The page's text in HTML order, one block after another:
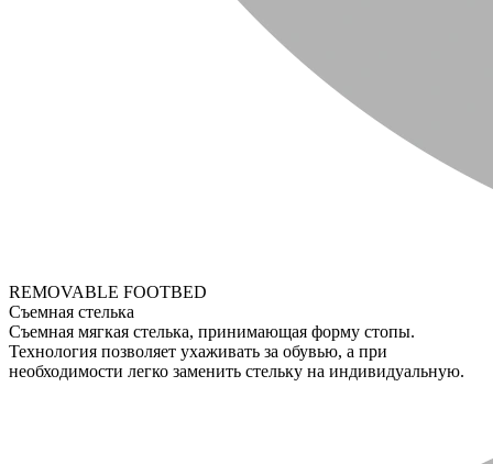
REMOVABLE FOOTBED
Съемная стелька
Съемная мягкая стелька, принимающая форму стопы.
Технология позволяет ухаживать за обувью, а при
необходимости легко заменить стельку на индивидуальную.